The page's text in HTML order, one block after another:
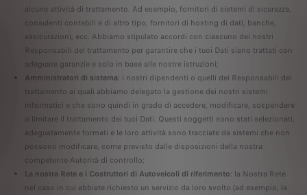
alcune attività di trattamento. Ad esempio, fornitori di sistemi di sicurezza,
consulenti contabili e di altro tipo, fornitori di hosting di dati, banche,
assicurazioni, ecc. Abbiamo stipulato accordi con ciascuno dei nostri
Responsabili del trattamento per garantire che i tuoi Dati siano trattati con
adeguate garanzie e solo in base alle nostre istruzioni;
Amministratori di sistema: i nostri dipendenti o quelli dei Responsabili del
trattamento ai quali abbiamo delegato la gestione dei nostri sistemi
informatici e che sono quindi in grado di accedere, modificare, sospendere
o limitare il trattamento dei tuoi Dati. Questi soggetti sono stati selezionati,
adeguatamente formati e le loro attività sono tracciate da sistemi che non
possono modificare, come previsto dalle disposizioni della nostra
competente Autorità di controllo;
La nostra Rete e i Costruttori di Autoveicoli di riferimento: la Nostra Rete
nel caso in cui abbiate richiesto un servizio da loro svolto (ad esempio, la